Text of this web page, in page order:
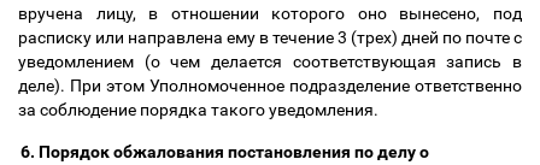
вручена лицу, в отношении которого оно вынесено, под
расписку или направлена ему в течение 3 (трех) дней по почте с
уведомлением (о чем делается соответствующая запись в
деле). При этом Уполномоченное подразделение ответственно
за соблюдение порядка такого уведомления.
6. Порядок обжалования постановления по делу о